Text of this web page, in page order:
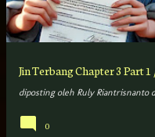
Jin Terbang Chapter 3 Part
diposting oleh Ruly Riantrisnanto
0